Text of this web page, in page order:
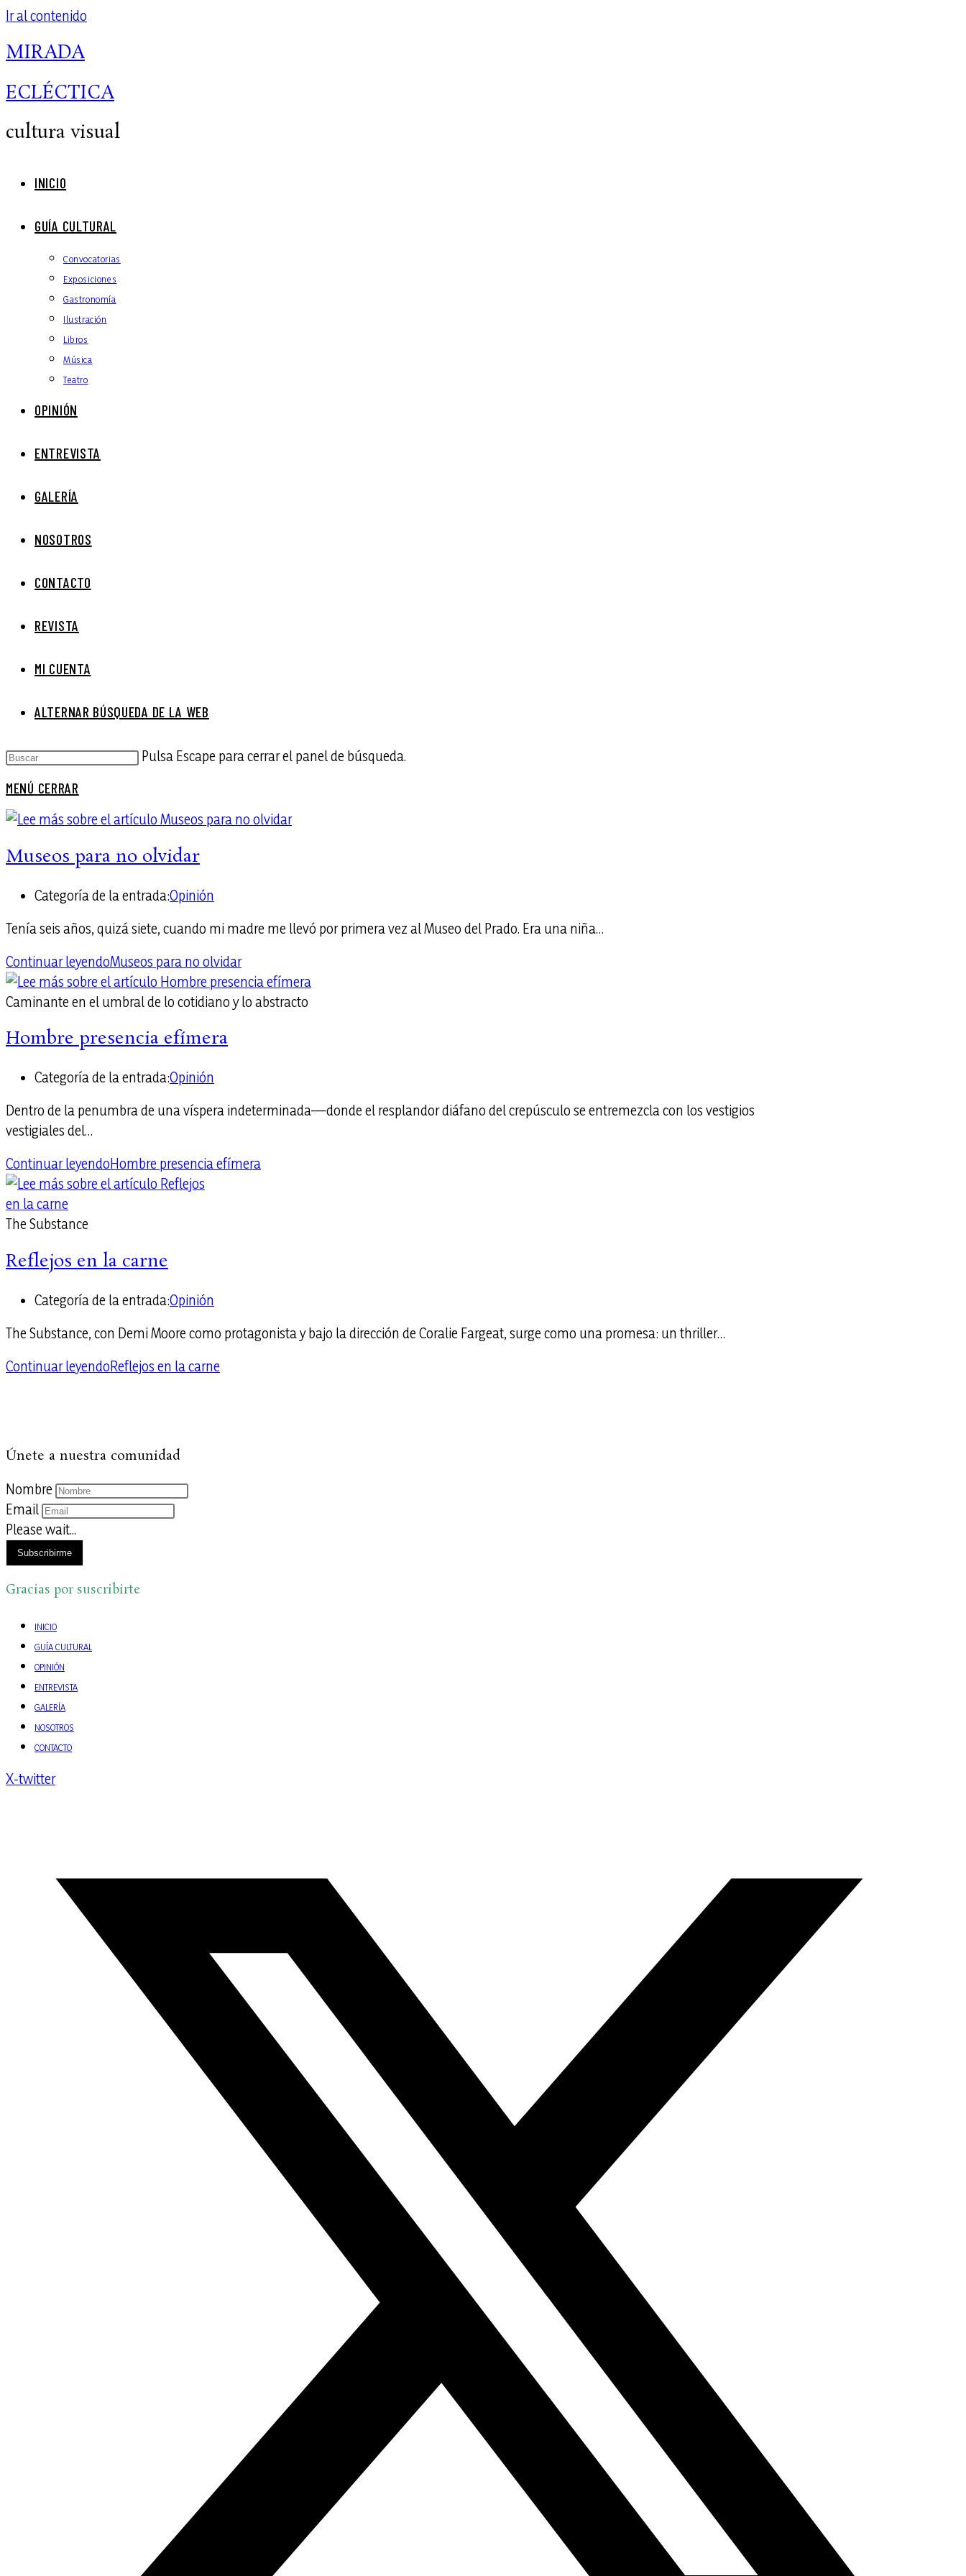
Ir al contenido
MIRADA
ECLÉCTICA
cultura visual
INICIO
GUÍA CULTURAL
Convocatorias
Exposiciones
Gastronomía
Ilustración
Libros
Música
Teatro
OPINIÓN
ENTREVISTA
GALERÍA
NOSOTROS
CONTACTO
REVISTA
MI CUENTA
ALTERNAR BÚSQUEDA DE LA WEB
Pulsa Escape para cerrar el panel de búsqueda.
MENÚ CERRAR
Museos para no olvidar
Categoría de la entrada:Opinión
Tenía seis años, quizá siete, cuando mi madre me llevó por primera vez al Museo del Prado. Era una niña…
Continuar leyendoMuseos para no olvidar
Caminante en el umbral de lo cotidiano y lo abstracto
Hombre presencia efímera
Categoría de la entrada:Opinión
Dentro de la penumbra de una víspera indeterminada—donde el resplandor diáfano del crepúsculo se entremezcla con los vestigios
vestigiales del…
Continuar leyendoHombre presencia efímera
The Substance
Reflejos en la carne
Categoría de la entrada:Opinión
The Substance, con Demi Moore como protagonista y bajo la dirección de Coralie Fargeat, surge como una promesa: un thriller…
Continuar leyendoReflejos en la carne
Únete a nuestra comunidad
Nombre
Email
Please wait...
Subscribirme
Gracias por suscribirte
INICIO
GUÍA CULTURAL
OPINIÓN
ENTREVISTA
GALERÍA
NOSOTROS
CONTACTO
X-twitter